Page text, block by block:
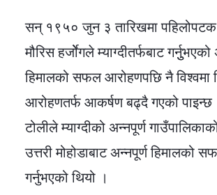
सन् १९५० जुन ३ तारिखमा
मौरिस हर्जोेगले म्याग्दीतर्फबाट गर्नुुभएको
हिमालको सफल आरोहणपछि नै विश्वमा
आरोहणतर्फ आकर्षण बढ्दै गएको पाइन्छ
टोलीले म्याग्दीको अन्नपूर्ण
उत्तरी मोहोडाबाट अन्नपूर्ण हिमालको
गर्नुभएको थियो ।